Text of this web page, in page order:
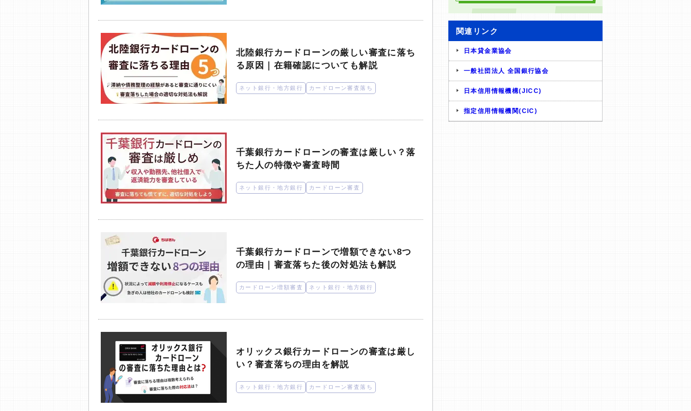
北陸銀行カードローンの厳しい審査に落ち
る原因｜在籍確認についても解説
ネット銀行・地方銀行 カードローン審査落ち
千葉銀行カードローンの審査は厳しい？落
ちた人の特徴や審査時間
ネット銀行・地方銀行 カードローン審査
千葉銀行カードローンで増額できない8つ
の理由｜審査落ちた後の対処法も解説
カードローン増額審査 ネット銀行・地方銀行
オリックス銀行カードローンの審査は厳し
い？審査落ちの理由を解説
ネット銀行・地方銀行 カードローン審査落ち
関連リンク
日本貸金業協会
一般社団法人 全国銀行協会
日本信用情報機構(JICC)
指定信用情報機関(CIC)